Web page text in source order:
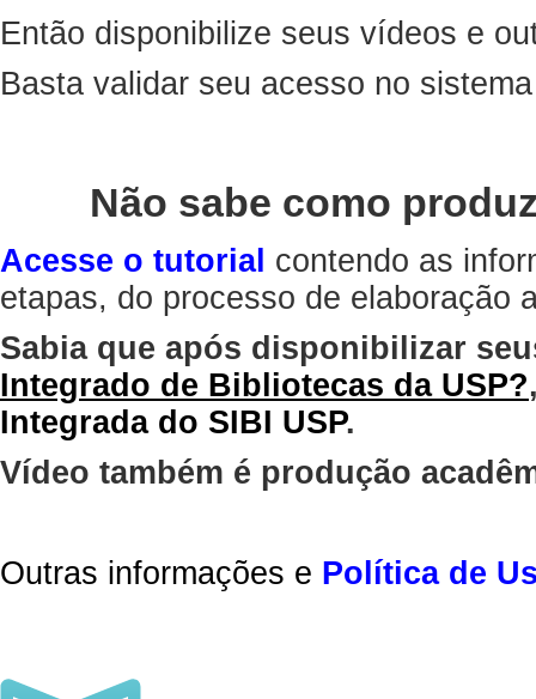
Então disponibilize seus vídeos e
Basta validar seu acesso no
Não sabe como
Acesse o tutorial contendo as
etapas, do processo de elaboração
Sabia que após disponibilizar
Integrado de Bibliotecas da USP?
Integrada do SIBI USP.
Vídeo também é produção
Outras informações e Política de